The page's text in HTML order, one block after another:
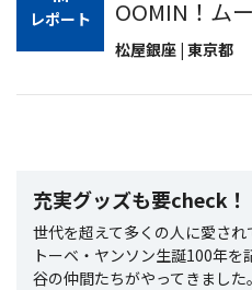
レポート
OOMIN！ム
松屋銀座 | 東京都
充実グッズも要check！
世代を超えて多くの人に愛さ
トーベ・ヤンソン生誕100年を
谷の仲間たちがやってきました。